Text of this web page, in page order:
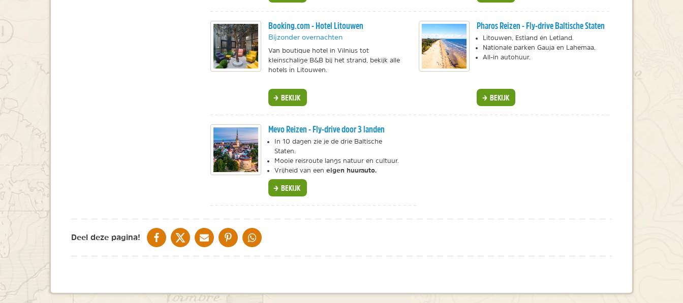
Booking.com - Hotel Litouwen
Bijzonder overnachten
Van boutique hotel in Vilnius tot
kleinschalige B&B bij het strand, bekijk alle
hotels in Litouwen.
BEKIJK
Pharos Reizen - Fly-drive Baltische Staten
Litouwen, Estland én Letland.
Nationale parken Gauja en Lahemaa.
All-in autohuur.
BEKIJK
Mevo Reizen - Fly-drive door 3 landen
In 10 dagen zie je de drie Baltische
Staten.
Mooie reisroute langs natuur en cultuur.
Vrijheid van een eigen huurauto.
BEKIJK
Deel deze pagina! DELEN OP FACEBOOK
DELEN OP XDELEN VIA DE MAIL
DELEN OP PINTEREST
DELEN OP WHATSAPP